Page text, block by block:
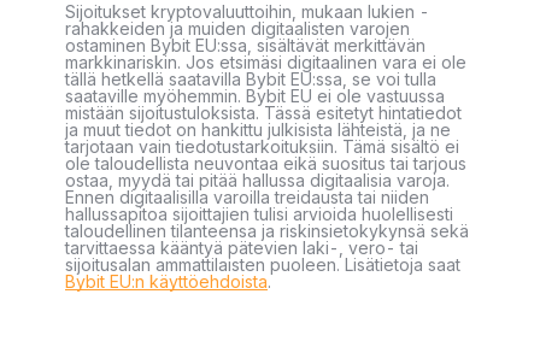
Sijoitukset kryptovaluuttoihin, mukaan lukien -
rahakkeiden ja muiden digitaalisten varojen
ostaminen Bybit EU:ssa, sisältävät merkittävän
markkinariskin. Jos etsimäsi digitaalinen vara ei ole
tällä hetkellä saatavilla Bybit EU:ssa, se voi tulla
saataville myöhemmin. Bybit EU ei ole vastuussa
mistään sijoitustuloksista. Tässä esitetyt hintatiedot
ja muut tiedot on hankittu julkisista lähteistä, ja ne
tarjotaan vain tiedotustarkoituksiin. Tämä sisältö ei
ole taloudellista neuvontaa eikä suositus tai tarjous
ostaa, myydä tai pitää hallussa digitaalisia varoja.
Ennen digitaalisilla varoilla treidausta tai niiden
hallussapitoa sijoittajien tulisi arvioida huolellisesti
taloudellinen tilanteensa ja riskinsietokykynsä sekä
tarvittaessa kääntyä pätevien laki-, vero- tai
sijoitusalan ammattilaisten puoleen. Lisätietoja saat
Bybit EU:n käyttöehdoista.